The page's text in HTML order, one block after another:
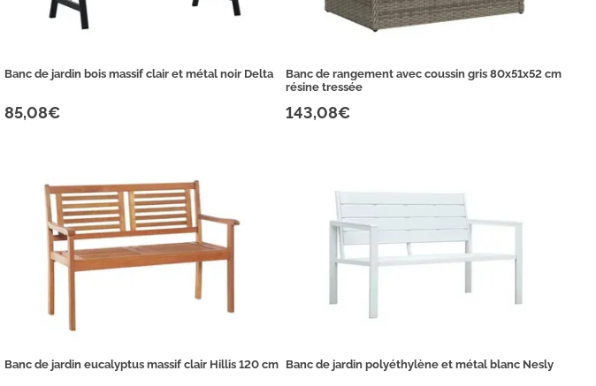
Banc de jardin bois massif clair et métal noir Delta
85,08€
Banc de rangement avec coussin gris 80x51x52 cm
résine tressée
143,08€
Banc de jardin eucalyptus massif clair Hillis 120 cm Banc de jardin polyéthylène et métal blanc Nesly